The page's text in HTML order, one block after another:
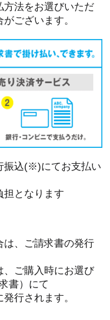
法をお選びいただ
ございます。
振込(※)にてお支払い
となります
は、ご請求書の発行
、ご購入時にお選び
書）にて
行されます。